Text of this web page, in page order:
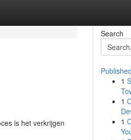
is het verkrijgen
Search
1
1
1